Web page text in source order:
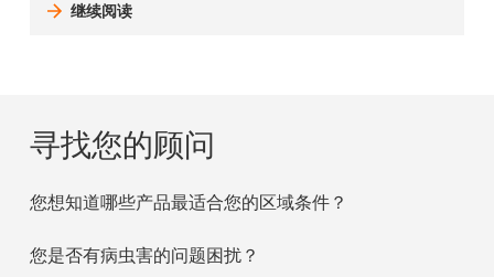
继续阅读
寻找您的顾问
您想知道哪些产品最适合您的区域条件？
您是否有病虫害的问题困扰？